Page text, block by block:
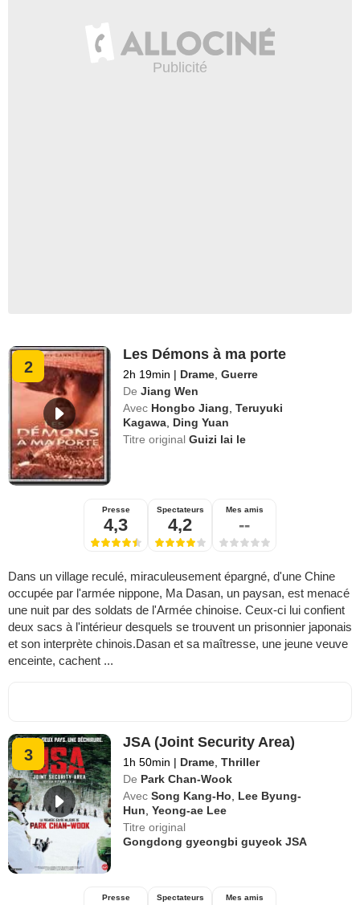
2
Les Démons à ma porte
2h 19min | Drame ,Guerre
De Jiang Wen
Avec Hongbo Jiang ,Teruyuki
Kagawa Ding Yuan
Titre originalGuizi lai le
Presse
4,3
Spectateurs
4,2
Mes amis
--
Dans un village reculé, miraculeusement épargné, d'une Chine
occupée par l'armée nippone, Ma Dasan, un paysan, est menacé
une nuit par des soldats de l'Armée chinoise. Ceux-ci lui confient
deux sacs à l'intérieur desquels se trouvent un prisonnier japonais
et son interprète chinois.Dasan et sa maîtresse, une jeune veuve
enceinte, cachent ...
3
JSA (Joint Security Area)
1h 50min | Drame ,Thriller
De Park Chan-Wook
Avec Song Kang-Ho
Lee Byung-
Hun ,Yeong-ae Lee
Titre original
Gongdong gyeongbi guyeok JSA
Presse Spectateurs Mes amis